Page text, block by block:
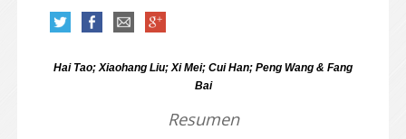
Hai Tao; Xiaohang Liu; Xi Mei; Cui Han; Peng Wang & Fang
Bai
Resumen